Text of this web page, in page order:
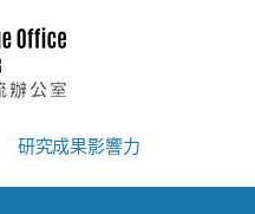
研究成果影響力